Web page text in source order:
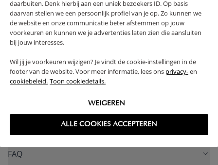
daarbuiten. Denk hierbij aan een uniek bezoekers ID. Op basis
daarvan stellen we een persoonlijk profiel van je op. Zo kunnen we
de website en onze communicatie beter afstemmen op jouw
voorkeuren en kunnen we je advertenties laten zien die aansluiten
bij jouw interesses.
Wil jij je voorkeuren wijzigen? Je vindt de cookie-instellingen in de
footer van de website. Voor meer informatie, lees ons privacy-en
cookiebeleid. Toon cookiedetails.
WEIGEREN
ALLE COOKIES ACCEPTEREN
INCLUSIEF STEVIGE LATTENBODEM
IN HOOGTE VERSTELBAAR
WAARSCHUWING
PRODUCTEIGENSCHAPPEN
PLUS- EN MINPUNTEN
FAQ